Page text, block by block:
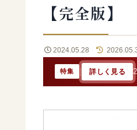
【完全版】
2024.05.28
特集 詳しく見る